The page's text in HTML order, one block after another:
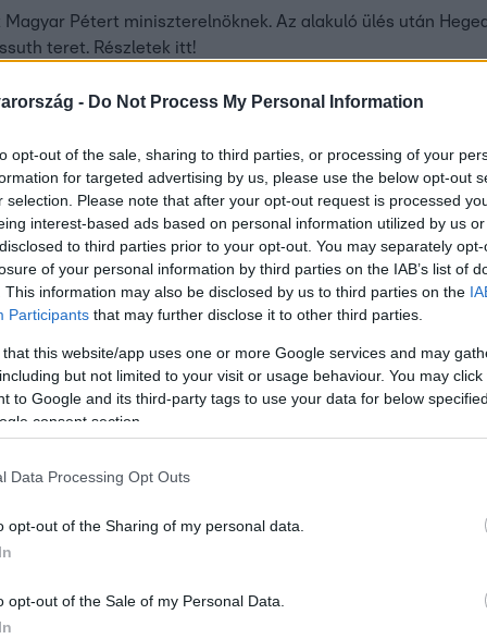
- Do Not Process My Personal Information
opt-out of the sale, sharing to third parties, or processing of your
for targeted advertising by us, please use the below opt-out
selection. Please note that after your opt-out request is processed
interest-based ads based on personal information utilized by us
to third parties prior to your opt-out. You may separately
of your personal information by third parties on the IAB’s list of
This information may also be disclosed by us to third parties on the
Participants that may further disclose it to other third parties.
that this website/app uses one or more Google services and may
but not limited to your visit or usage behaviour. You may
to Google and its third-party tags to use your data for below
consent section.
Data Processing Opt Outs
opt-out of the Sharing of my personal data.
opt-out of the Sale of my Personal Data.
Pétert miniszterelnöknek. Az alakuló ülés után
teret. Részletek itt!
fagyiárusnak csap fel – ne hagyd ki az
a péntek reggelek csak a kávéról és a rohanásról szólnak,
meglepetéssel készül!
a Coachellán: Billie Eilish teljesen
meglepetésétől!
lehettek tanúi a Coachella fesztivál nézői hétvégén,